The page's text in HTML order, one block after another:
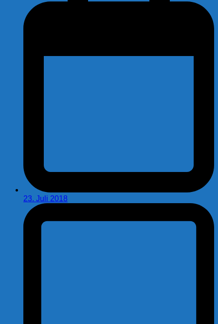
23. Juli 2018